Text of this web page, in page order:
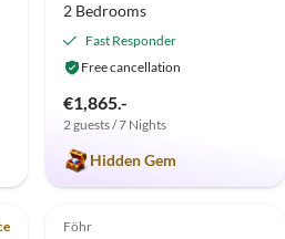
2 Bedrooms
Fast Responder
Free cancellation
€1,865.-
2 guests / 7 Nights
Hidden Gem
Föhr